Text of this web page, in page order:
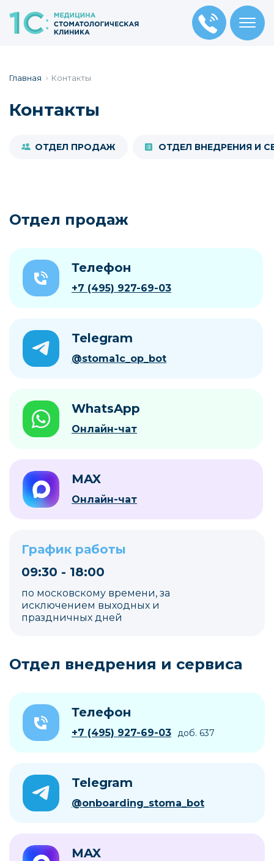
Главная Контакты
Контакты
ОТДЕЛ ПРОДАЖ ОТДЕЛ ВНЕДРЕНИЯ И
Отдел продаж
Телефон
+7 (495) 927-69-03
Telegram
@stoma1c_op_bot
WhatsApp
Онлайн-чат
MAX
Онлайн-чат
График работы
09:30 - 18:00
по московскому времени, за
исключением выходных и
праздничных дней
Отдел внедрения и сервиса
Телефон
+7 (495) 927-69-03 доб. 637
Telegram
@onboarding_stoma_bot
MAX